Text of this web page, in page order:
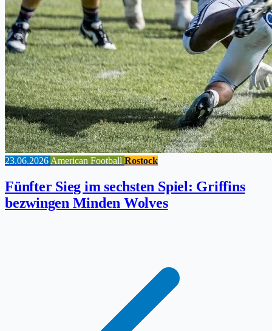
23.06.2026 American Football Rostock
Fünfter Sieg im sechsten Spiel: Griffins
bezwingen Minden Wolves